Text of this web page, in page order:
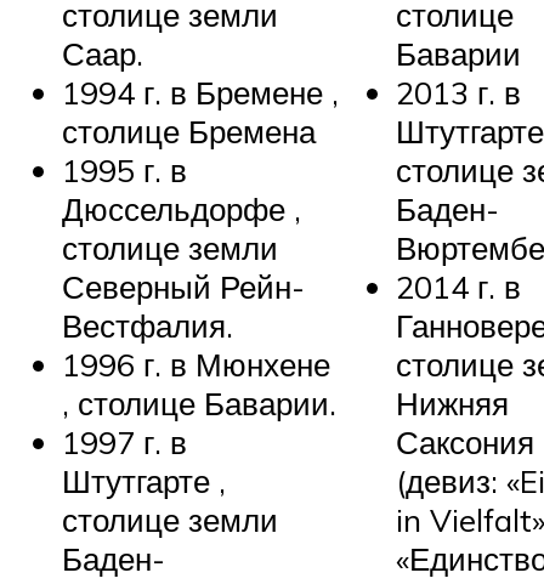
столице земли
Саар.
1994 г. в Бремене ,
столице Бремена
1995 г. в
Дюссельдорфе ,
столице земли
Северный Рейн-
Вестфалия.
1996 г. в Мюнхене
, столице Баварии.
1997 г. в
Штутгарте ,
столице земли
Баден-
столице
Баварии
2013 г. в
столице
Баден-
2014 г. в
столице
Нижняя
Саксония
(девиз:
in